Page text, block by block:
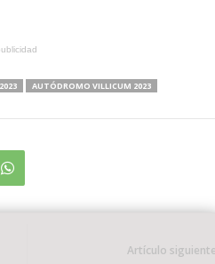
AUTÓDROMO VILLICUM 2023
Artículo